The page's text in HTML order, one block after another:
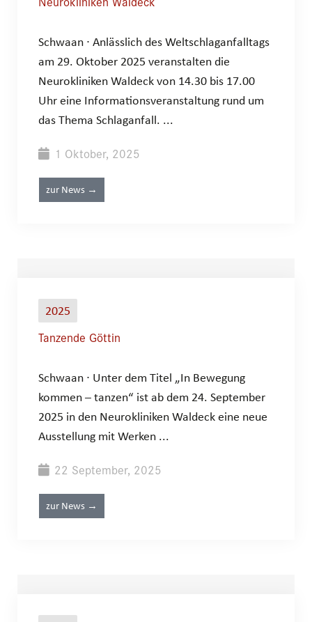
Schwaan ∙ Anlässlich des Weltschlaganfalltags
am 29. Oktober 2025 veranstalten die
Neurokliniken Waldeck von 14.30 bis 17.00
Uhr eine Informationsveranstaltung rund um
das Thema Schlaganfall. ...
1 Oktober, 2025
zur News →
2025
Tanzende Göttin
Schwaan ∙ Unter dem Titel „In Bewegung
kommen – tanzen“ ist ab dem 24. September
2025 in den Neurokliniken Waldeck eine neue
Ausstellung mit Werken ...
22 September, 2025
zur News →